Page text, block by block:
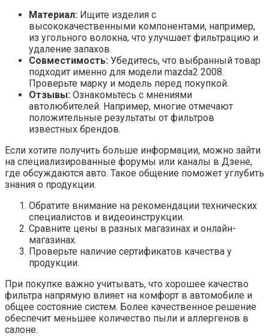
Материал: Ищите изделия с
высококачественными компонентами, например,
из угольного волокна, что улучшает фильтрацию и
удаление запахов.
Совместимость: Убедитесь, что выбранный товар
подходит именно для модели mazda2 2008.
Проверьте марку и модель перед покупкой.
Отзывы: Ознакомьтесь с мнениями
автолюбителей. Например, многие отмечают
положительные результаты от фильтров
известных брендов.
Если хотите получить больше информации, можно зайти
на специализированные форумы или каналы в Дзене,
где обсуждаются авто. Такое общение поможет углубить
знания о продукции.
Обратите внимание на рекомендации технических
специалистов и видеоинструкции.
Сравните цены в разных магазинах и онлайн-
магазинах.
Проверьте наличие сертификатов качества у
продукции.
При покупке важно учитывать, что хорошее качество
фильтра напрямую влияет на комфорт в автомобиле и
общее состояние систем. Более качественное решение
обеспечит меньшее количество пыли и аллергенов в
салоне.